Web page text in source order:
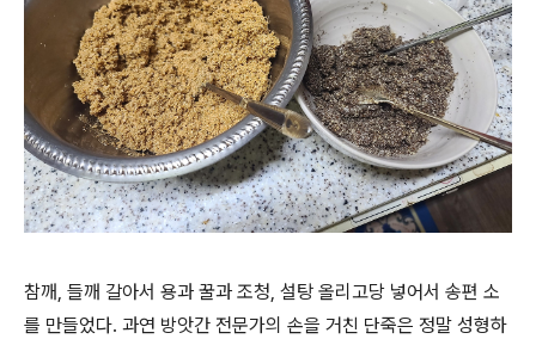
참깨, 들깨 갈아서 용과 꿀과 조청, 설탕 올리고당 넣어서 송편 소
를 만들었다. 과연 방앗간 전문가의 손을 거친 단죽은 정말 성형하